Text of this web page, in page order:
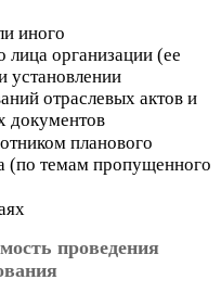
иного
организации (ее
установлении
отраслевых актов и
документов
планового
(по темам пропущенного
проведения